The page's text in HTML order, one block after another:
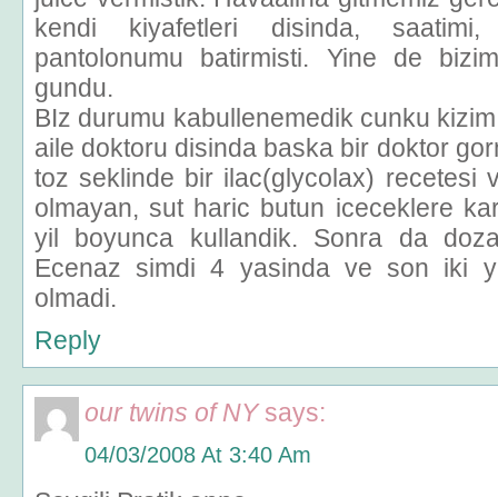
kendi kiyafetleri disinda,
pantolonumu batirmisti. Yine de
gundu.
BIz durumu kabullenemedik cunku
aile doktoru disinda baska bir doktor
toz seklinde bir ilac(glycolax) recetesi
olmayan, sut haric butun iceceklere
yil boyunca kullandik. Sonra da
Ecenaz simdi 4 yasinda ve son iki
olmadi.
Reply
our twins of NY says:
04/03/2008 At 3:40 Am